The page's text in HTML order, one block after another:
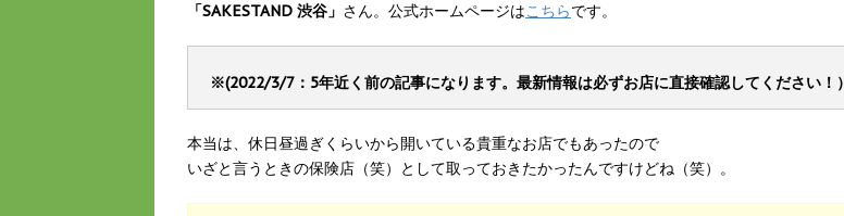
「SAKESTAND 渋谷」 さん。公式ホームページはこちらです。
※(2022/3/7：5年近く前の記事になります。最新情報は必ずお店に直接確認してください！）
本当は、休日昼過ぎくらいから開いている貴重なお店でもあったので
いざと言うときの保険店（笑）として取っておきたかったんですけどね（笑）。